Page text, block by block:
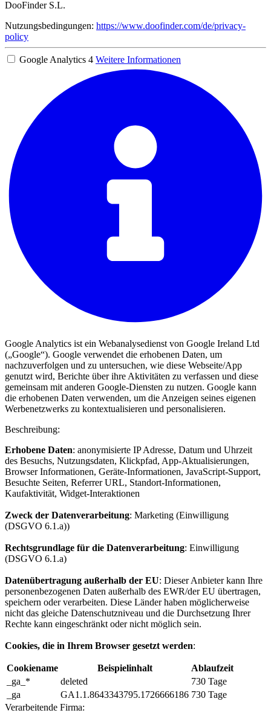
DooFinder S.L.
Nutzungsbedingungen: https://www.doofinder.com/de/privacy-
policy
Google Analytics 4 Weitere Informationen
Google Analytics ist ein Webanalysedienst von Google Ireland Ltd
(„Google“). Google verwendet die erhobenen Daten, um
nachzuverfolgen und zu untersuchen, wie diese Webseite/App
genutzt wird, Berichte über ihre Aktivitäten zu verfassen und diese
gemeinsam mit anderen Google-Diensten zu nutzen. Google kann
die erhobenen Daten verwenden, um die Anzeigen seines eigenen
Werbenetzwerks zu kontextualisieren und personalisieren.
Beschreibung:
Erhobene Daten: anonymisierte IP Adresse, Datum und Uhrzeit
des Besuchs, Nutzungsdaten, Klickpfad, App-Aktualisierungen,
Browser Informationen, Geräte-Informationen, JavaScript-Support,
Besuchte Seiten, Referrer URL, Standort-Informationen,
Kaufaktivität, Widget-Interaktionen
Zweck der Datenverarbeitung: Marketing (Einwilligung
(DSGVO 6.1.a))
Rechtsgrundlage für die Datenverarbeitung: Einwilligung
(DSGVO 6.1.a)
Datenübertragung außerhalb der EU: Dieser Anbieter kann Ihre
personenbezogenen Daten außerhalb des EWR/der EU übertragen,
speichern oder verarbeiten. Diese Länder haben möglicherweise
nicht das gleiche Datenschutzniveau und die Durchsetzung Ihrer
Rechte kann eingeschränkt oder nicht möglich sein.
Cookies, die in Ihrem Browser gesetzt werden:
Cookiename Beispielinhalt
Ablaufzeit
_ga_*
deleted
730 Tage
_ga
GA1.1.8643343795.1726666186 730 Tage
Verarbeitende Firma: